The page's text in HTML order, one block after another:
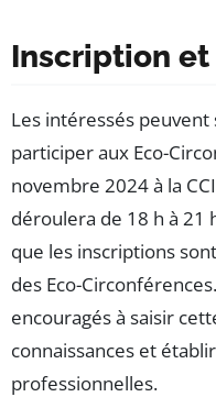
Inscription
Les intéressés
participer aux Eco-
novembre 2024 à la
déroulera de 18 h à 21
que les inscriptions
des Eco-
encouragés à saisir
connaissances et
professionnelles.